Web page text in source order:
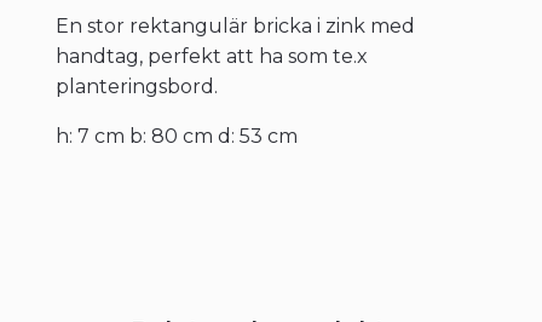
En stor rektangulär bricka i zink med
handtag, perfekt att ha som te.x
planteringsbord.
h: 7 cm b: 80 cm d: 53 cm